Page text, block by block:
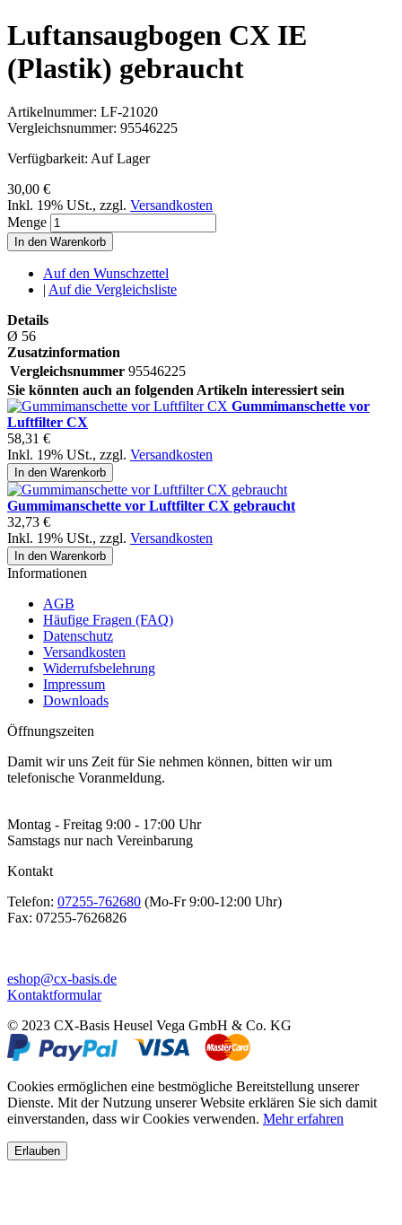
Luftansaugbogen CX IE
(Plastik) gebraucht
Artikelnummer: LF-21020
Vergleichsnummer: 95546225
Verfügbarkeit: Auf Lager
30,00 €
Inkl. 19% USt., zzgl. Versandkosten
Menge
In den Warenkorb
Auf den Wunschzettel
| Auf die Vergleichsliste
Details
Ø 56
Zusatzinformation
Vergleichsnummer 95546225
Sie könnten auch an folgenden Artikeln interessiert sein
Gummimanschette vor
Luftfilter CX
58,31 €
Inkl. 19% USt., zzgl. Versandkosten
In den Warenkorb
Gummimanschette vor Luftfilter CX gebraucht
32,73 €
Inkl. 19% USt., zzgl. Versandkosten
In den Warenkorb
Informationen
AGB
Häufige Fragen (FAQ)
Datenschutz
Versandkosten
Widerrufsbelehrung
Impressum
Downloads
Öffnungszeiten
Damit wir uns Zeit für Sie nehmen können, bitten wir um
telefonische Voranmeldung.
Montag - Freitag 9:00 - 17:00 Uhr
Samstags nur nach Vereinbarung
Kontakt
Telefon: 07255-762680 (Mo-Fr 9:00-12:00 Uhr)
Fax: 07255-7626826
eshop@cx-basis.de
Kontaktformular
© 2023 CX-Basis Heusel Vega GmbH & Co. KG
Cookies ermöglichen eine bestmögliche Bereitstellung unserer
Dienste. Mit der Nutzung unserer Website erklären Sie sich damit
einverstanden, dass wir Cookies verwenden. Mehr erfahren
Erlauben